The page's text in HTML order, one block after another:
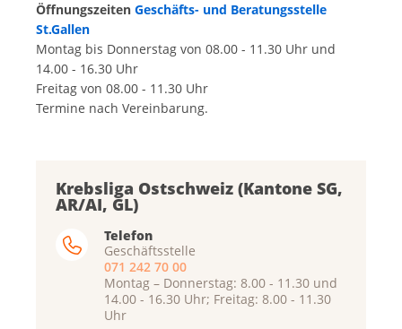
Öffnungszeiten Geschäfts- und Beratungsstelle
St.Gallen
Montag bis Donnerstag von 08.00 - 11.30 Uhr und
14.00 - 16.30 Uhr
Freitag von 08.00 - 11.30 Uhr
Termine nach Vereinbarung.
Krebsliga Ostschweiz (Kantone SG,
AR/AI, GL)
Telefon
Geschäftsstelle
071 242 70 00
Montag – Donnerstag: 8.00 - 11.30 und
14.00 - 16.30 Uhr; Freitag: 8.00 - 11.30
Uhr